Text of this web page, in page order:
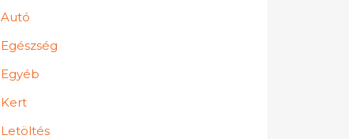
Autó
Egészség
Egyéb
Kert
Letöltés